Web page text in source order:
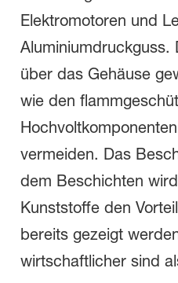
Elektromotoren und
Aluminiumdruckguss.
über das Gehäuse
wie den
vermeiden. Das
dem Beschichten
Kunststoffe den
bereits gezeigt
wirtschaftlicher sind